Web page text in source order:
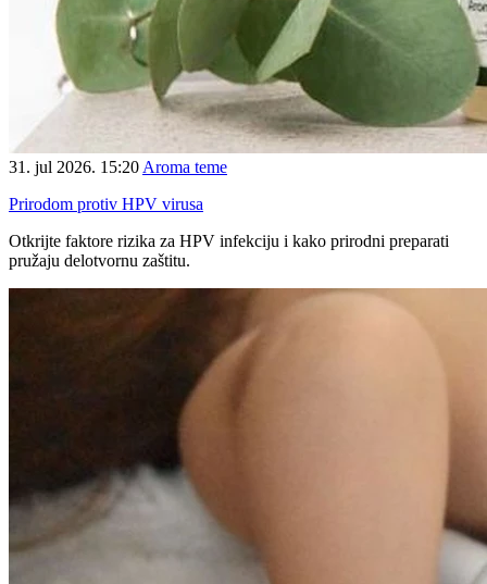
31. jul 2026. 15:20 Aroma teme
Prirodom protiv HPV virusa
Otkrijte faktore rizika za HPV infekciju i kako prirodni preparati
pružaju delotvornu zaštitu.